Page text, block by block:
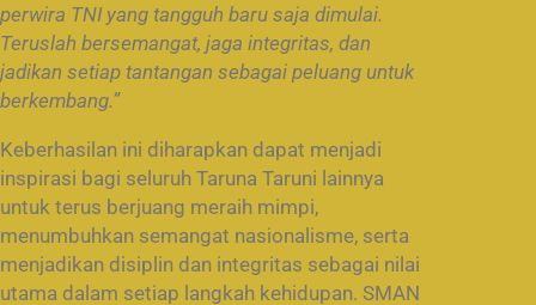
perwira TNI yang tangguh baru saja dimulai.
Teruslah bersemangat, jaga integritas, dan
jadikan setiap tantangan sebagai peluang untuk
berkembang.”
Keberhasilan ini diharapkan dapat menjadi
inspirasi bagi seluruh Taruna Taruni lainnya
untuk terus berjuang meraih mimpi,
menumbuhkan semangat nasionalisme, serta
menjadikan disiplin dan integritas sebagai nilai
utama dalam setiap langkah kehidupan. SMAN